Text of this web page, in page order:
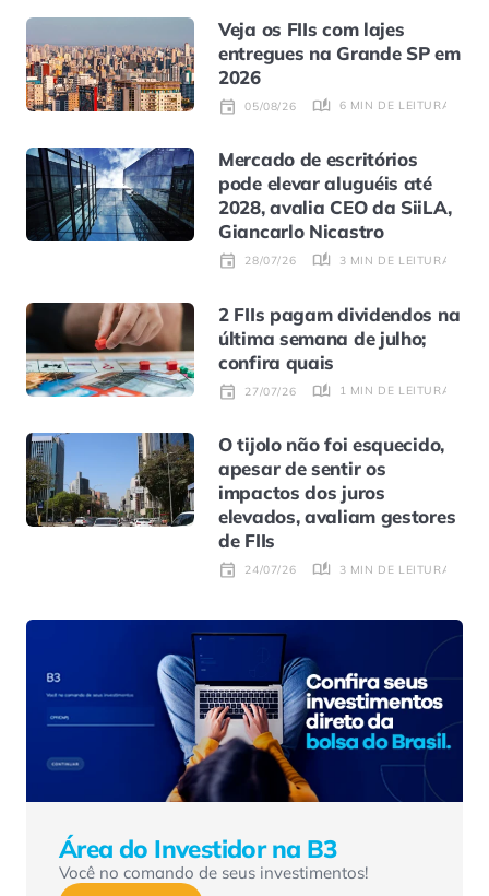
Veja os FIIs com lajes
entregues na Grande SP em
2026
05/08/26 6 MIN DE LEITURA
Mercado de escritórios
pode elevar aluguéis até
2028, avalia CEO da SiiLA,
Giancarlo Nicastro
28/07/26 3 MIN DE LEITURA
2 FIIs pagam dividendos na
última semana de julho;
confira quais
27/07/26 1 MIN DE LEITURA
O tijolo não foi esquecido,
apesar de sentir os
impactos dos juros
elevados, avaliam gestores
de FIIs
24/07/26 3 MIN DE LEITURA
Área do Investidor na B3
Você no comando de seus investimentos!